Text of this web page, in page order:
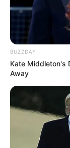
BUZZDAY
Kate Middleton's
Away